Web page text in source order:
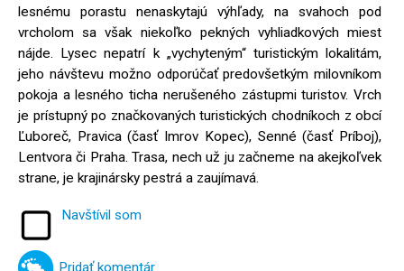
lesnému porastu nenaskytajú výhľady, na svahoch pod
vrcholom sa však niekoľko pekných vyhliadkových miest
nájde. Lysec nepatrí k „vychyteným“ turistickým lokalitám,
jeho návštevu možno odporúčať predovšetkým milovníkom
pokoja a lesného ticha nerušeného zástupmi turistov. Vrch
je prístupný po značkovaných turistických chodníkoch z obcí
Ľuboreč, Pravica (časť Imrov Kopec), Senné (časť Príboj),
Lentvora či Praha. Trasa, nech už ju začneme na akejkoľvek
strane, je krajinársky pestrá a zaujímavá.
Navštívil som
Pridať komentár